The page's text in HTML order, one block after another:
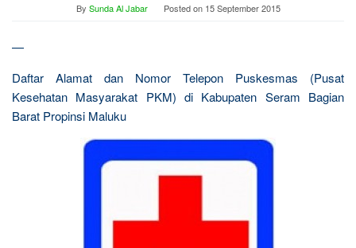
By Sunda Al Jabar Posted on 15 September 2015
—
Daftar Alamat dan Nomor Telepon Puskesmas (Pusat
Kesehatan Masyarakat PKM) di Kabupaten Seram Bagian
Barat Propinsi Maluku